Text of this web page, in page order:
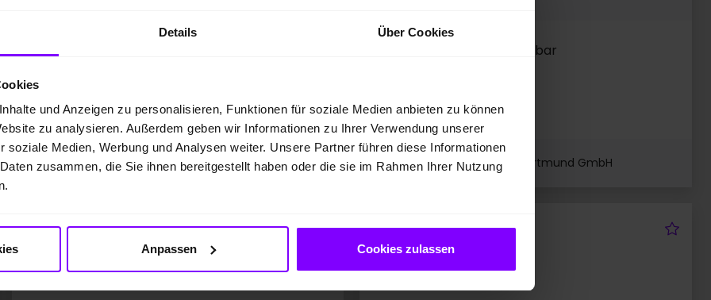
Details Über Cookies
und Anzeigen zu personalisieren, Funktionen für soziale Medien anbieten zu können
zu analysieren. Außerdem geben wir Informationen zu Ihrer Verwendung unserer
soziale Medien, Werbung und Analysen weiter. Unsere Partner führen diese Informationen
zusammen, die Sie ihnen bereitgestellt haben oder die sie im Rahmen Ihrer Nutzung
Anpassen Cookies zulassen
Preis MwSt. nicht ausweisbar
69.900,00 EUR
Fahrzeugangebot der PZ Dortmund GmbH
Preis MwSt. nicht ausweisbar
Fahrzeugangebot der PZ Dortmund GmbH
merken
Porsche Cayman
Cayman 718 GT4 RS
Fahrzeug merken
Porsche Cayman
Cayman 718 GTS